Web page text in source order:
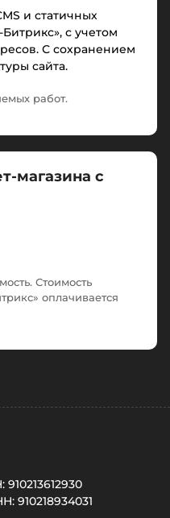
и статичных
с учетом
С сохранением
сайта.
работ.
магазина с
Стоимость
оплачивается
910218934031